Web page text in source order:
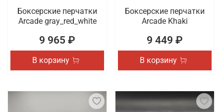
Боксерские перчатки
Arcade gray_red_white
9 965 ₽
В корзину
Боксерские перчатки
Arcade Khaki
9 449 ₽
В корзину